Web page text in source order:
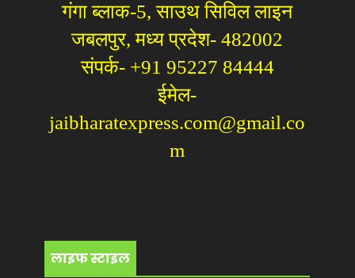
गंगा ब्लाक-5, साउथ सिविल लाइन
जबलपुर, मध्य प्रदेश- 482002
संपर्क- +91 95227 84444
ईमेल-
jaibharatexpress.com@gmail.co
m
लाइफ स्टाइल